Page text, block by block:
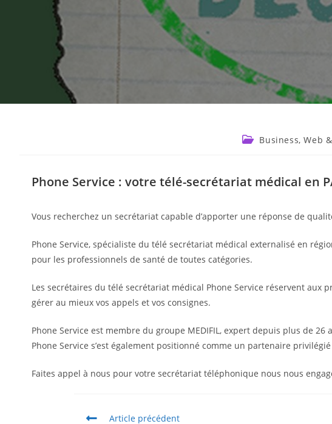
Business, Web
Phone Service : votre télé-secrétariat médical en
Vous recherchez un secrétariat capable d’apporter une réponse de
Phone Service, spécialiste du télé secrétariat médical externalisé en
pour les professionnels de santé de toutes catégories.
Les secrétaires du télé secrétariat médical Phone Service réservent
gérer au mieux vos appels et vos consignes.
Phone Service est membre du groupe MEDIFIL, expert depuis plus de
Phone Service s’est également positionné comme un partenaire
Faites appel à nous pour votre secrétariat téléphonique nous nous
Article précédent